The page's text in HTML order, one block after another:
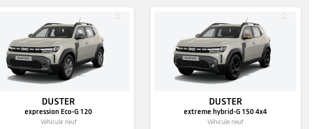
DUSTER
expression Eco-G 120
Véhicule neuf
DUSTER
extreme hybrid-G 150 4x4
Véhicule neuf